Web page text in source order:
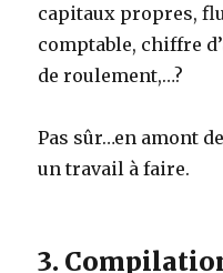
capitaux propres,
comptable, chiffre
de roulement,…?
Pas sûr…en amont
un travail à faire.
3.